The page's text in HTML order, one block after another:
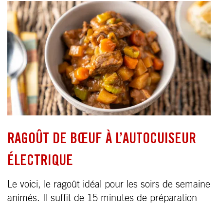
RAGOÛT DE BŒUF À L’AUTOCUISEUR
ÉLECTRIQUE
Le voici, le ragoût idéal pour les soirs de semaine
animés. Il suffit de 15 minutes de préparation